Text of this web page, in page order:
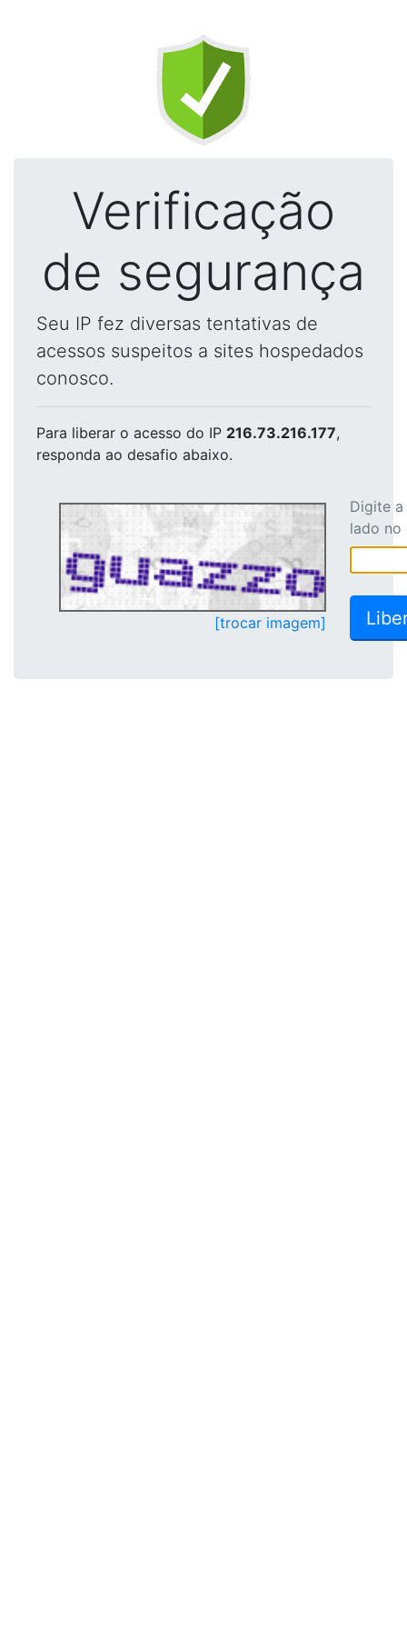
Verificação
de segurança
Seu IP fez diversas tentativas de
acessos suspeitos a sites hospedados
conosco.
Para liberar o acesso do IP 216.73.216.177,
responda ao desafio abaixo.
[trocar imagem]
Digite
lado no